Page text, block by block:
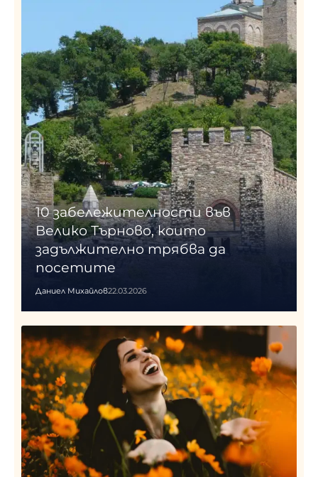
10 забележителности във
Велико Търново, които
задължително трябва да
посетите
Даниел Михайлов22.03.2026